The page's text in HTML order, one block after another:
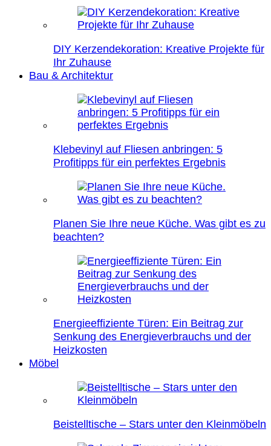
DIY Kerzendekoration: Kreative Projekte für
Ihr Zuhause
Bau & Architektur
Klebevinyl auf Fliesen anbringen: 5
Profitipps für ein perfektes Ergebnis
Planen Sie Ihre neue Küche. Was gibt es zu
beachten?
Energieeffiziente Türen: Ein Beitrag zur
Senkung des Energieverbrauchs und der
Heizkosten
Möbel
Beistelltische – Stars unter den Kleinmöbeln